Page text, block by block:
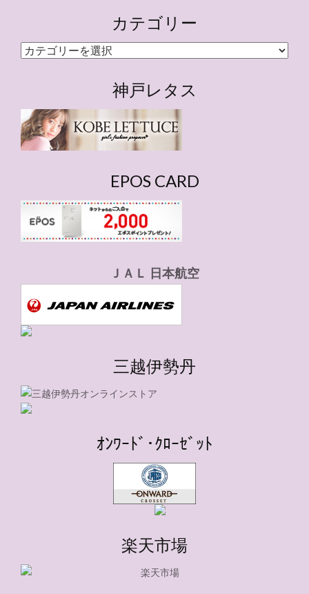
カテゴリー
カ
ー
神戸レタス
EPOS CARD
ＪＡＬ 日本航空
三越伊勢丹
ｵﾝﾜｰﾄﾞ･ｸﾛｰｾﾞｯﾄ
楽天市場